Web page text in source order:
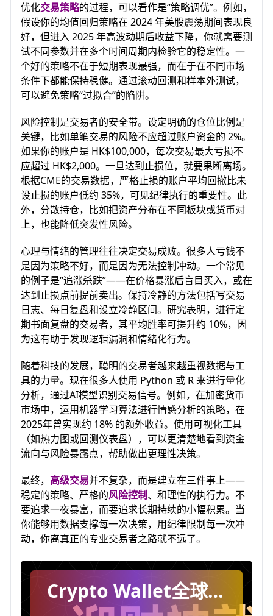
优化交易策略的过程，可以看作是“策略调优”。例如，
假设你的均值回归策略在 2024 年美股震荡期间表现良
好，但进入 2025 年高波动期后收益下降，你就需要测
试不同参数并在多个时间周期内检验它的稳定性。一
个好的策略不在于短期表现最强，而在于在不同市场
条件下都能保持稳健。通过滚动回测和样本外测试，
可以避免策略“过拟合”的陷阱。
风险控制是交易者的安全带。设定明确的仓位比例是
关键，比如单笔交易的风险不应超过账户资金的 2%。
如果你的账户是 HK$100,000，每次交易最大亏损不
应超过 HK$2,000。一旦达到止损位，就要果断离场。
根据CME的交易数据，严格止损的账户平均回撤比未
设止损的账户低约 35%，可见纪律执行的重要性。此
外，分散持仓，比如把资产分布在不同板块或货币对
上，也能降低突发性风险。
心理与情绪的管理往往决定交易成败。很多人亏钱不
是因为策略不好，而是因为无法控制冲动。一个常见
的例子是“追涨杀跌”——在价格暴涨后盲目买入，或在
达到止损点前提前卖出。保持冷静的方法包括写交易
日志、每日复盘和设立冷静区间。研究表明，进行定
期书面复盘的交易者，其平均胜率可提升约 10%，因
为这有助于发现逻辑漏洞和情绪化行为。
随着科技的发展，聪明的交易者越来越重视数据与工
具的力量。现在很多人使用 Python 或 R 来进行量化
分析，通过AI模型识别交易信号。例如，在加密货币
市场中，运用机器学习算法进行情感分析的策略，在
2025年曾实现约 18% 的额外收益。使用可视化工具
（如热力图或回测仪表盘），可以更清楚地看到资金
流向与风险暴露点，帮助做出更理性决策。
最终， 高级交易并不复杂，而是建立在三件事上——
稳定的策略、严格的风险控制、和理性的执行力。不
要追求一夜暴富，而要追求长期持续的小幅积累。当
你能够用数据支撑每一次决策，用纪律限制每一次冲
动，你离真正的专业交易者之路就不远了。
Crypto Wallet全球加